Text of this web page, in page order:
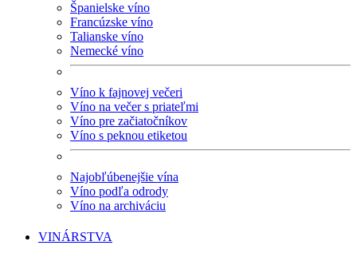
Španielske víno
Francúzske víno
Talianske víno
Nemecké víno
Víno k fajnovej večeri
Víno na večer s priateľmi
Víno pre začiatočníkov
Víno s peknou etiketou
Najobľúbenejšie vína
Víno podľa odrody
Víno na archiváciu
VINÁRSTVA